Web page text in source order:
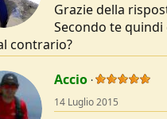
Grazie della
Secondo te
contrario?
Accio
14 Luglio 2015